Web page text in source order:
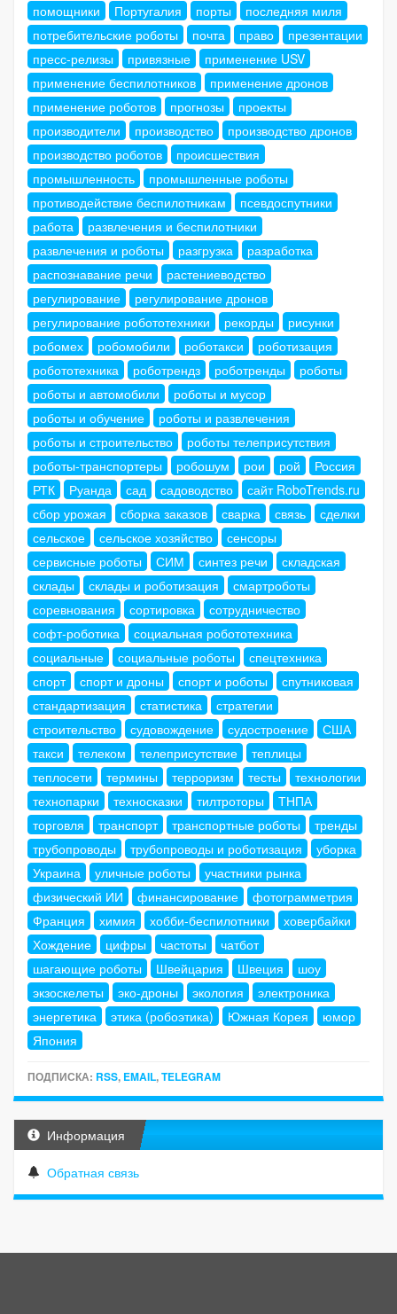
помощники
Португалия порты
последняя миля
потребительские роботы
почта право
презентации
пресс-релизы
привязные
применение USV
применение беспилотников
применение дронов
применение роботов
прогнозы
проекты
производители
производство
производство дронов
производство роботов
происшествия
промышленность
промышленные роботы
противодействие беспилотникам
псевдоспутники
работа
развлечения и беспилотники
развлечения и роботы
разгрузка
разработка
распознавание речи
растениеводство
регулирование
регулирование дронов
регулирование робототехники
рекорды
рисунки
робомех
робомобили роботакси
роботизация
робототехника
роботрендз роботренды
роботы
роботы и автомобили
роботы и мусор
роботы и обучение
роботы и развлечения
роботы и строительство
роботы телеприсутствия
роботы-транспортеры
робошум рои рой
Россия
РТК
Руанда сад садоводство
сайт RoboTrends.ru
сбор урожая
сборка заказов сварка связь
сделки
сельское
сельское хозяйство
сенсоры
сервисные роботы
СИМ синтез речи
складская
склады
склады и роботизация
смартроботы
соревнования
сортировка
сотрудничество
софт-роботика
социальная робототехника
социальные
социальные роботы
спецтехника
спорт
спорт и дроны спорт и роботы
спутниковая
стандартизация
статистика
стратегии
строительство
судовождение судостроение
США
такси
телеком телеприсутствие
теплицы
теплосети
термины терроризм тесты
технологии
технопарки
техносказки тилтроторы
ТНПА
торговля
транспорт транспортные роботы
тренды
трубопроводы
трубопроводы и роботизация
уборка
Украина
уличные роботы
участники рынка
физический ИИ
финансирование
фотограмметрия
Франция
химия хобби-беспилотники
ховербайки
Хождение
цифры частоты
чатбот
шагающие роботы
Швейцария Швеция
шоу
экзоскелеты
эко-дроны экология
электроника
энергетика
этика (робоэтика) Южная Корея
юмор
Япония
ПОДПИСКА: RSS, EMAIL,TELEGRAM
Информация
Обратная связь